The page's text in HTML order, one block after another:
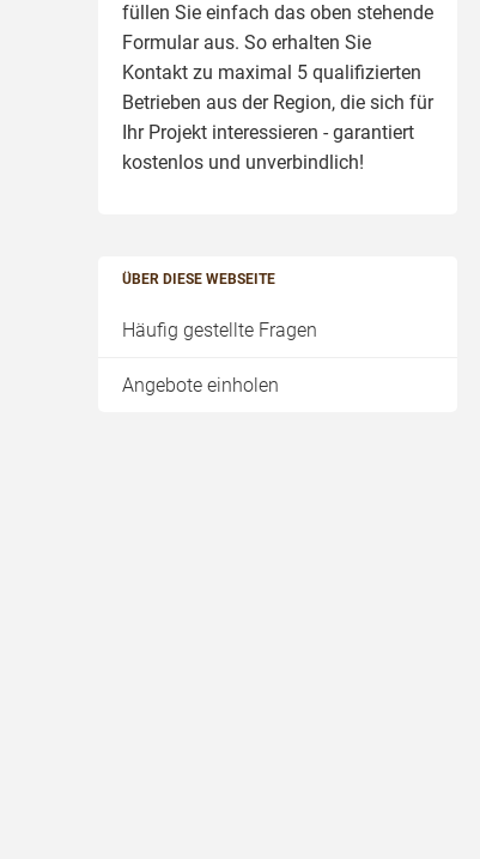
füllen Sie einfach das oben stehende
Formular aus. So erhalten Sie
Kontakt zu maximal 5 qualifizierten
Betrieben aus der Region, die sich für
Ihr Projekt interessieren - garantiert
kostenlos und unverbindlich!
ÜBER DIESE WEBSEITE
Häufig gestellte Fragen
Angebote einholen